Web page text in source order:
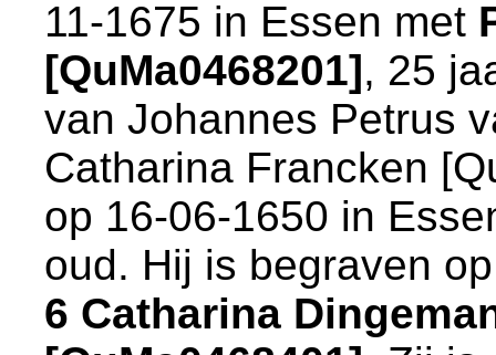
11-1675 in Essen met
[QuMa0468201], 25
van Johannes Petrus
Catharina Francken
op 16-06-1650 in
oud. Hij is begraven
6 Catharina